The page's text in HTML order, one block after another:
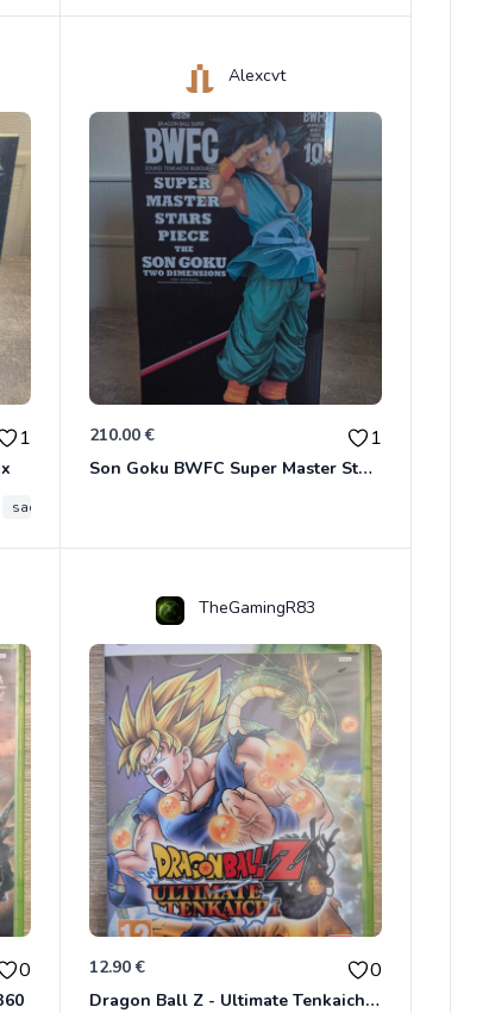
1
saga des gemeaux
Alexcvt
210.00 € 1
Son Goku BWFC Super Master Stars
0
TheGamingR83
12.90 € 0
Dragon Ball Z - Ultimate Tenkaichi Xbox 360